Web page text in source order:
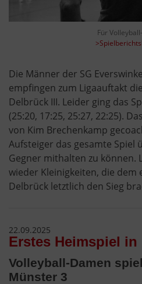
Für
Die Männer der SG
empfingen zum Ligaauftakt
Delbrück III. Leider ging das
(25:20, 17:25, 25:27, 22:25).
von Kim Brechenkamp
Aufsteiger das gesamte Spiel
Gegner mithalten zu können.
wieder Kleinigkeiten, die dem
Delbrück letztlich den Sieg
22.09.2025
Erstes Heimspiel in
Volleyball-Damen
Münster 3